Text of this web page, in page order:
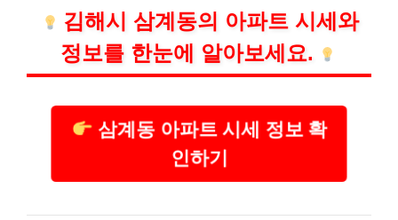
김해시 삼계동의 아파트 시세와
정보를 한눈에 알아보세요.
삼계동 아파트 시세 정보 확
인하기